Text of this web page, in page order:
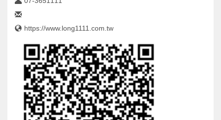
https://www.long1111.com.tw